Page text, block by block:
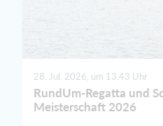
28. Jul. 2026, um 13.43 Uhr
RundUm-Regatta und
Meisterschaft 2026